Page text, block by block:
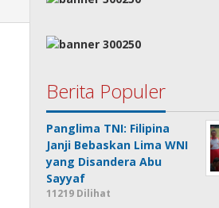
Berita Populer
Panglima TNI: Filipina
Janji Bebaskan Lima WNI
yang Disandera Abu
Sayyaf
11219 Dilihat